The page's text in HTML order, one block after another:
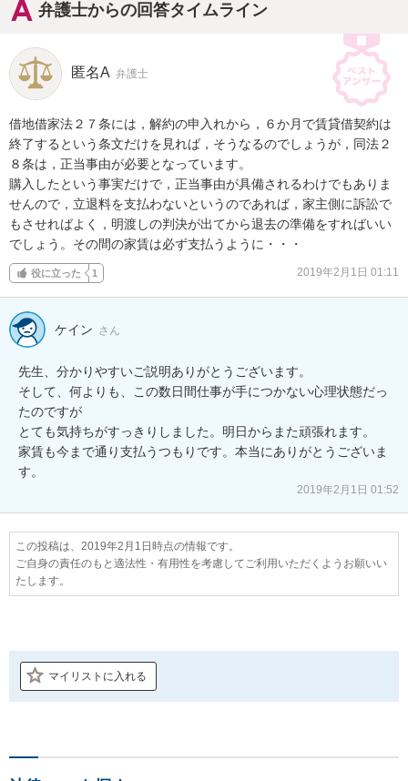
弁護士からの回答タイムライン
匿名A 弁護士
借地借家法２７条には，解約の申入れから，６か月で賃貸借契約は
終了するという条文だけを見れば，そうなるのでしょうが，同法２
８条は，正当事由が必要となっています。
購入したという事実だけで，正当事由が具備されるわけでもありま
せんので，立退料を支払わないというのであれば，家主側に訴訟で
もさせればよく，明渡しの判決が出てから退去の準備をすればいい
でしょう。その間の家賃は必ず支払うように・・・
役に立った 1 2019年2月1日 01:11
ケイン さん
先生、分かりやすいご説明ありがとうございます。
そして、何よりも、この数日間仕事が手につかない心理状態だっ
たのですが
とても気持ちがすっきりしました。明日からまた頑張れます。
家賃も今まで通り支払うつもりです。本当にありがとうございま
す。
2019年2月1日 01:52
この投稿は、2019年2月1日時点の情報です。
ご自身の責任のもと適法性・有用性を考慮してご利用いただくようお願いい
たします。
マイリストに入れる